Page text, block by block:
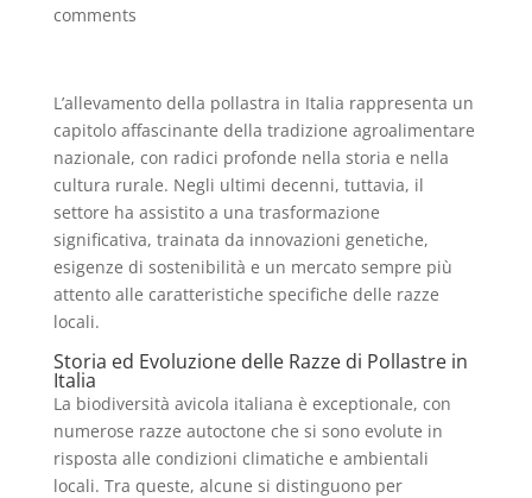
comments
L’allevamento della pollastra in Italia rappresenta un
capitolo affascinante della tradizione agroalimentare
nazionale, con radici profonde nella storia e nella
cultura rurale. Negli ultimi decenni, tuttavia, il
settore ha assistito a una trasformazione
significativa, trainata da innovazioni genetiche,
esigenze di sostenibilità e un mercato sempre più
attento alle caratteristiche specifiche delle razze
locali.
Storia ed Evoluzione delle Razze di Pollastre in
Italia
La biodiversità avicola italiana è exceptionale, con
numerose razze autoctone che si sono evolute in
risposta alle condizioni climatiche e ambientali
locali. Tra queste, alcune si distinguono per